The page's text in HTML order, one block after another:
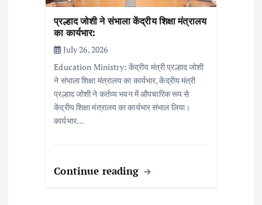
प्रल्हाद जोशी ने संभाला केंद्रीय शिक्षा मंत्रालय
का कार्यभार:
July 26, 2026
Education Ministry: केंद्रीय मंत्री प्रल्हाद जोशी
ने संभाला शिक्षा मंत्रालय का कार्यभार, केंद्रीय मंत्री
प्रल्हाद जोशी ने कर्तव्य भवन में औपचारिक रूप से
केंद्रीय शिक्षा मंत्रालय का कार्यभार संभाल लिया।
कार्यभार…
Continue reading